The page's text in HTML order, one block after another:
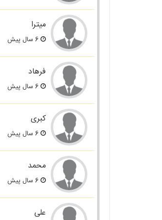
میترا
فرهاد
کبری
محمد
علی